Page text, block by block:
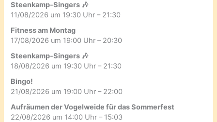
Steenkamp-Singers 🎶
11/08/2026 um 19:30 Uhr – 21:30
Fitness am Montag
17/08/2026 um 19:00 Uhr – 20:30
Steenkamp-Singers 🎶
18/08/2026 um 19:30 Uhr – 21:30
Bingo!
21/08/2026 um 19:00 Uhr – 22:00
Aufräumen der Vogelweide für das Sommerfest
22/08/2026 um 14:00 Uhr – 15:03